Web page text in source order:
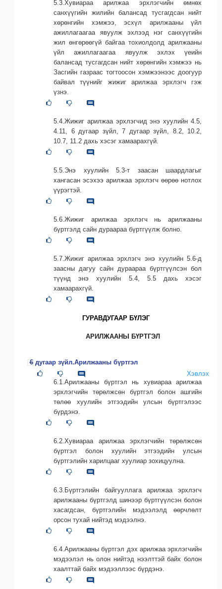
5.3.Хувиараа арилжаа эрхлэгчийн өмнөх
санхүүгийн жилийн балансад тусгагдсан нийт
хөрөнгийн хэмжээ, эсхүл арилжааны үйл
ажиллагаагаа явуулж эхлээд нэг санхүүгийн
жил өнгөрөөгүй байгаа тохиолдолд арилжааны
үйл ажиллагаагаа явуулж эхлэх үеийн
балансад тусгагдсан нийт хөрөнгийн хэмжээ нь
Засгийн газраас тогтоосон хэмжээнээс доогуур
байвал түүнийг жижиг арилжаа эрхлэгч гэж
үзнэ.
5.4.Жижиг арилжаа эрхлэгчид энэ хуулийн 4.5,
4.11, 6 дугаар зүйл, 7 дугаар зүйл, 8.2, 10.2,
10.7, 11.2 дахь хэсэг хамаарахгүй.
5.5.Энэ хуулийн 5.3-т заасан шаардлагыг
хангасан эсэхээ арилжаа эрхлэгч өөрөө нотлох
үүрэгтэй.
5.6.Жижиг арилжаа эрхлэгч нь арилжааны
бүртгэлд сайн дураараа бүртгүүлж болно.
5.7.Жижиг арилжаа эрхлэгч энэ хуулийн 5.6-д
заасны дагуу сайн дураараа бүртгүүлсэн бол
түүнд энэ хуулийн 5.4, 5.5 дахь хэсэг
хамаарахгүй.
ГУРАВДУГААР БҮЛЭГ
АРИЛЖААНЫ БҮРТГЭЛ
6 дугаар зүйл.Арилжааны бүртгэл
Хэвлэх
6.1.Арилжааны бүртгэл нь хувиараа арилжаа
эрхлэгчийн төрөлжсөн бүртгэл болон ашгийн
төлөө хуулийн этгээдийн улсын бүртгэлээс
бүрдэнэ.
6.2.Хувиараа арилжаа эрхлэгчийн төрөлжсөн
бүртгэл болон хуулийн этгээдийн улсын
бүртгэлийн харилцааг хуулиар зохицуулна.
6.3.Бүртгэлийн байгууллага арилжаа эрхлэгч
арилжааны бүртгэлд шинээр бүртгүүлсэн болон
хасагдсан, бүртгэлийн мэдээлэлд өөрчлөлт
орсон тухай нийтэд мэдээлнэ.
6.4.Арилжааны бүртгэл дэх арилжаа эрхлэгчийн
мэдээлэл нь олон нийтэд нээлттэй байх болон
хаалттай байх мэдээллээс бүрдэнэ.